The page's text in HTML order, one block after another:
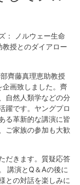
： ノルウェー生命
授とのダイアロー
齊藤真理恵助教授
企画致しました。齊
自然人類学などの分
躍です。ヤングプロ
る革新的な講演に皆
ご家族の参加も大歓
だきます。質疑応答
講演とQ＆Aの後に
との対話を楽しみに